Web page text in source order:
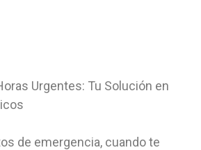
Urgentes: Tu Solución en
de emergencia, cuando te